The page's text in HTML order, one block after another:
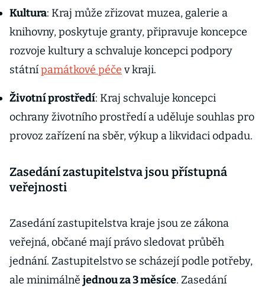
Kultura: Kraj může zřizovat muzea, galerie a
knihovny, poskytuje granty, připravuje koncepce
rozvoje kultury a schvaluje koncepci podpory
státnípamátkové péče v kraji.
Životní prostředí: Kraj schvaluje koncepci
ochrany životního prostředí a uděluje souhlas pro
provoz zařízení na sběr, výkup a likvidaci odpadu.
Zasedání zastupitelstva jsou přístupná
veřejnosti
Zasedání zastupitelstva kraje jsou ze zákona
veřejná, občané mají právo sledovat průběh
jednání. Zastupitelstvo se scházejí podle potřeby,
ale minimálně jednou za 3 měsíce. Zasedání